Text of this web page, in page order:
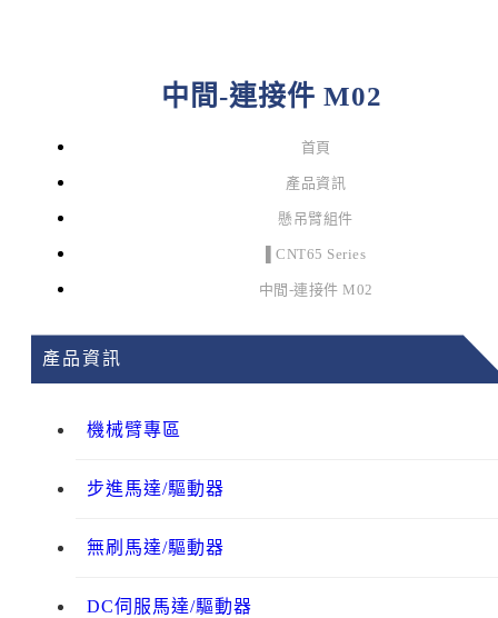
中間-連接件 M02
首頁
產品資訊
懸吊臂組件
▌CNT65 Series
中間-連接件 M02
產品資訊
機械臂專區
步進馬達/驅動器
無刷馬達/驅動器
DC伺服馬達/驅動器